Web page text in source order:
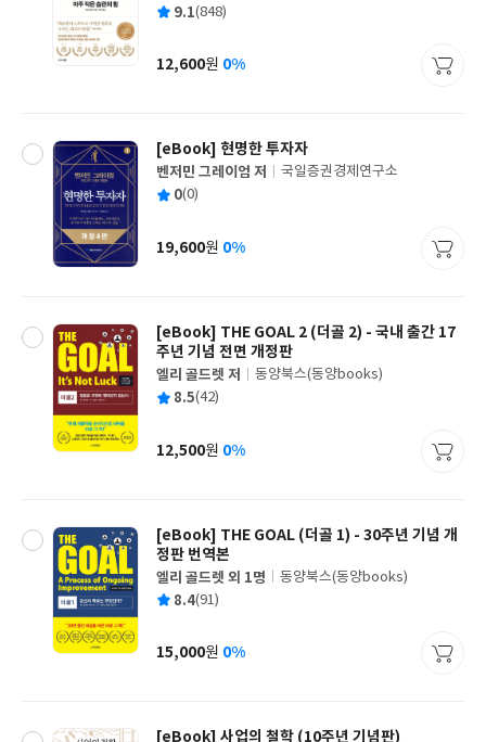
쓴
출
사
평 9.1(848)
가
12,600원 0%
[eBook] 현명한 투자자
글
쓴
벤저민 그레이엄 저
출
사
국일증권경제연구소
평 0(0)
가
19,600원 0%
[eBook] THE GOAL 2 (더골 2) - 국내 출간 17
주년 기념 전면 개정판
글
쓴
엘리 골드렛 저
출
사
동양북스(동양books)
평 8.5(42)
가
12,500원 0%
[eBook] THE GOAL (더골 1) - 30주년 기념 개
정판 번역본
글
쓴
엘리 골드렛 외 1명
출
사
동양북스(동양books)
평 8.4(91)
가
15,000원 0%
[eBook] 사업의 철학 (10주년 기념판)